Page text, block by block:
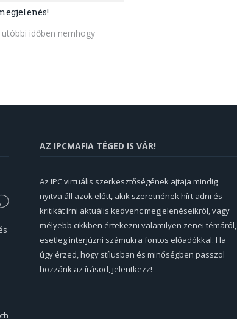
időben nemhogy
AZ IPCMAFIA TÉGED IS VÁR!
Az IPC virtuális szerkesztőségének ajtaja mindig
nyitva áll azok előtt, akik szeretnének hírt adni és
kritikát írni aktuális kedvenc megjelenéseikről, vagy
mélyebb cikkben értekezni valamilyen zenei témáról,
esetleg interjúzni számukra fontos előadókkal. Ha
úgy érzed, hogy stílusban és minőségben passzol
hozzánk az írásod, jelentkezz!